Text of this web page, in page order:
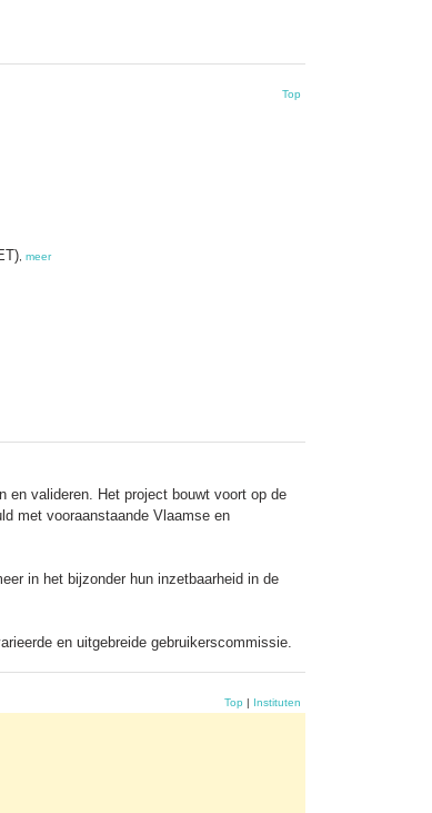
Top
meer
en valideren. Het project bouwt voort op de
met vooraanstaande Vlaamse en
in het bijzonder hun inzetbaarheid in de
en uitgebreide gebruikerscommissie.
Top | Instituten